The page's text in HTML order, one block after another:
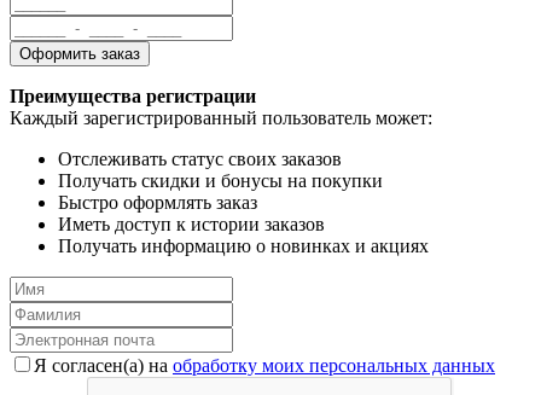
Преимущества регистрации
Каждый зарегистрированный пользователь может:
Отслеживать статус своих заказов
Получать скидки и бонусы на покупки
Быстро оформлять заказ
Иметь доступ к истории заказов
Получать информацию о новинках и акциях
Я согласен(a) на обработку моих персональных данных